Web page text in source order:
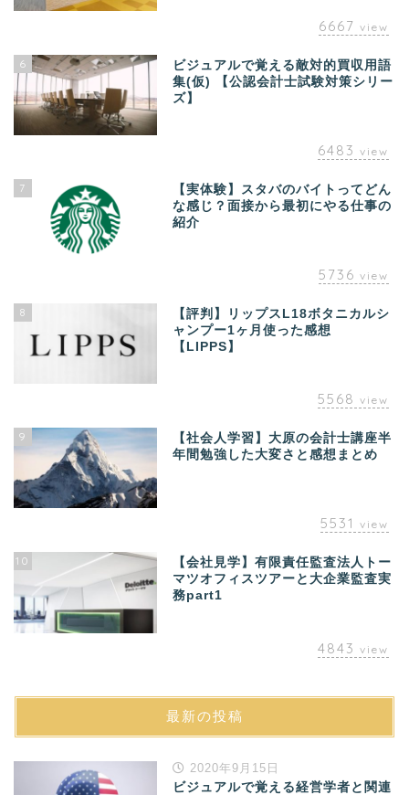
6667 view
6
ビジュアルで覚える敵対的買収用語
集(仮) 【公認会計士試験対策シリー
ズ】
6483 view
7
【実体験】スタバのバイトってどん
な感じ？面接から最初にやる仕事の
紹介
5736 view
8
【評判】リップスL18ボタニカルシ
ャンプー1ヶ月使った感想
【LIPPS】
5568 view
9
【社会人学習】大原の会計士講座半
年間勉強した大変さと感想まとめ
5531 view
10
【会社見学】有限責任監査法人トー
マツオフィスツアーと大企業監査実
務part1
4843 view
最新の投稿
2020年9月15日
ビジュアルで覚える経営学者と関連